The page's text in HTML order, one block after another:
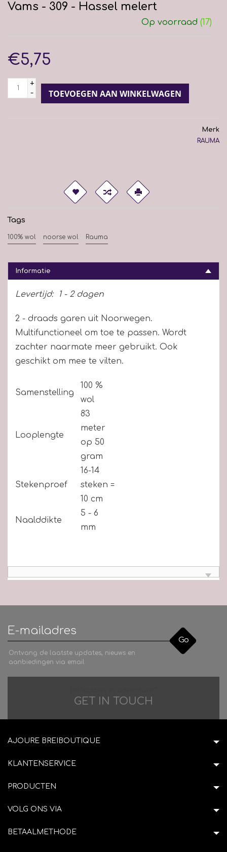
Vams - 309 - Hassel melert
Op voorraad (17)
€5,75
+
-
TOEVOEGEN AAN WINKELWAGEN
Merk
RAUMA
Tags
100% wol noorse wol Rauma
Informatie
Levertijd: 1 - 2 dagen
2 - draads garen uit Noorwegen.
Multifunctioneel om toe te passen. Wordt
zachter naarmate meer gebruikt. Ook
geschikt om mee te vilten.
Samenstelling
100 %
wol
Looplengte
83
meter
op 50
gram
Stekenproef
16-14
steken =
10 cm
Naalddikte
5 - 6
mm
Go
Ontvang de laatste updates, nieuws en
aanbiedingen via email
GET IN TOUCH
AJOURE BREIBOUTIQUE
KLANTENSERVICE
PRODUCTEN
VOLG ONS VIA
BETAALMETHODE